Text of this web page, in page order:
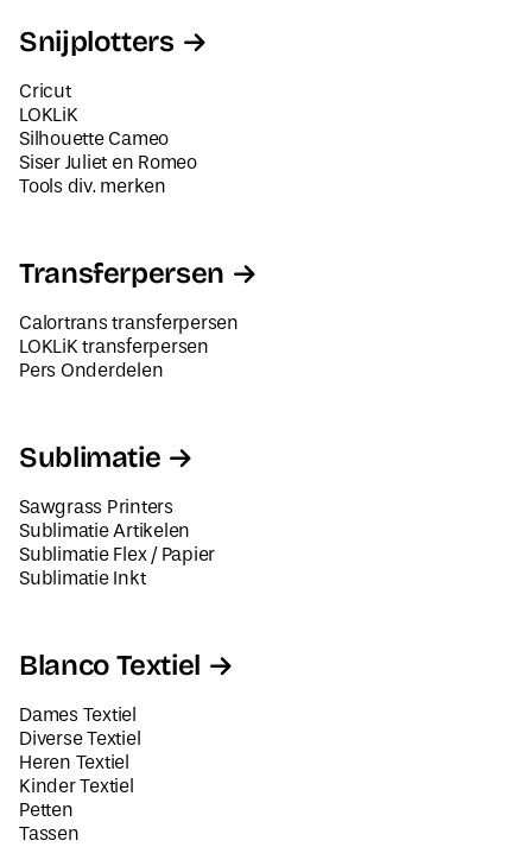
Snijplotters
Cricut
LOKLiK
Silhouette Cameo
Siser Juliet en Romeo
Tools div. merken
Transferpersen
Calortrans transferpersen
LOKLiK transferpersen
Pers Onderdelen
Sublimatie
Sawgrass Printers
Sublimatie Artikelen
Sublimatie Flex / Papier
Sublimatie Inkt
Blanco Textiel
Dames Textiel
Diverse Textiel
Heren Textiel
Kinder Textiel
Petten
Tassen